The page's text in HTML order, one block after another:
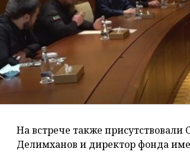
На встрече также
Делимханов и директор фонда